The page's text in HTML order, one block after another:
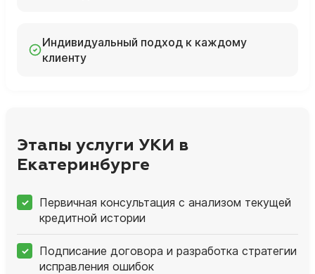
Индивидуальный подход к каждому
клиенту
Этапы услуги УКИ в
Екатеринбурге
Первичная консультация с анализом текущей
кредитной истории
Подписание договора и разработка стратегии
исправления ошибок